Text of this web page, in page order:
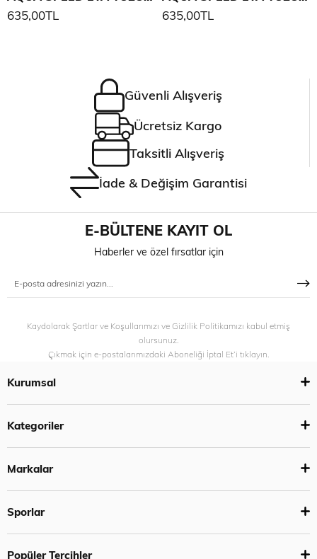
635,00TL 635,00TL
Güvenli Alışveriş
Ücretsiz Kargo
Taksitli Alışveriş
İade & Değişim Garantisi
E-BÜLTENE KAYIT OL
Haberler ve özel fırsatlar için
Kaydolarak Şartlar ve Koşullarımızı ve Gizlilik Politikamızı kabul etmiş
olursunuz.
Çıkmak için e-postalarımızdaki Aboneliği İptal Et’i tıklayın.
Kurumsal
Kategoriler
Markalar
Sporlar
Popüler Tercihler